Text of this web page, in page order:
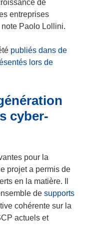
de
entreprises
Paolo Lollini.
publiés dans de
lors de
cyber-
pour la
projet a permis de
en la matière. Il
de supports
cohérente sur la
actuels et